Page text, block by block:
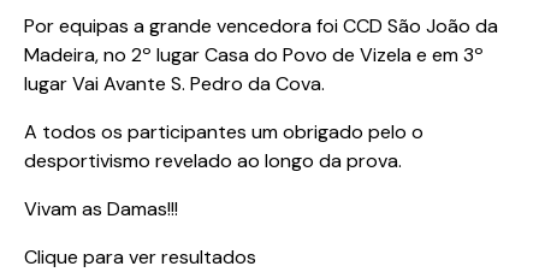
Por equipas a grande vencedora foi CCD São João da
Madeira, no 2º lugar Casa do Povo de Vizela e em 3º
lugar Vai Avante S. Pedro da Cova.
A todos os participantes um obrigado pelo o
desportivismo revelado ao longo da prova.
Vivam as Damas!!!
Clique para ver resultados